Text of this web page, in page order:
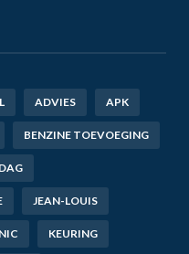
ADVIES APK
BENZINE TOEVOEGING
JEAN-LOUIS
KEURING